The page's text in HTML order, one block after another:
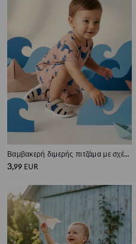
Βαμβακερή διμερής πιτζάμα με σχέδιο φαλαινών
3,99 EUR